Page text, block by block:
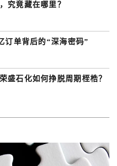
究竟藏在哪里？
订单背后的“深海密码”
盛石化如何挣脱周期桎梏？